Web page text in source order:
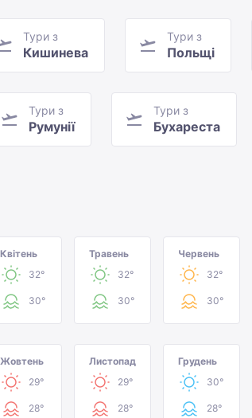
Тури з
Кишинева
Тури з
Польщі
Тури з
Румунії
Тури з
Бухареста
Квітень
32°
30°
Травень
32°
30°
Червень
32°
30°
Жовтень
29°
28°
Листопад
29°
28°
Грудень
30°
28°